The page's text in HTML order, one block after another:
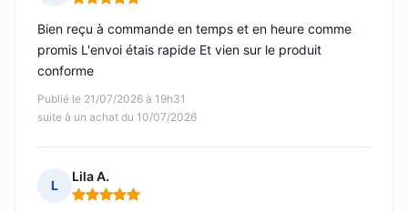
Note : 5 sur 5
Publié le 21/07/2026 à 19h31
suite à un achat du 10/07/2026
Bien reçu à commande en temps et en heure comme
promis L'envoi étais rapide Et vien sur le produit
conforme
L
Lila A.
Note : 5 sur 5